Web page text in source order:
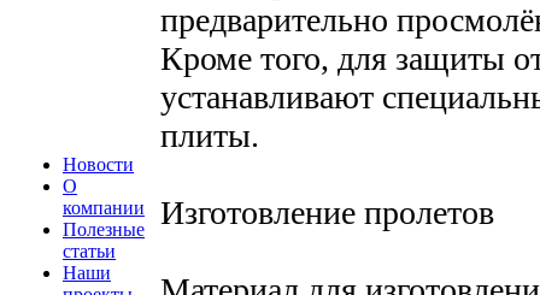
Новости
О
компании
Полезные
статьи
Наши
предварительно
Кроме того, для защиты
устанавливают
плиты.
Изготовление пролетов